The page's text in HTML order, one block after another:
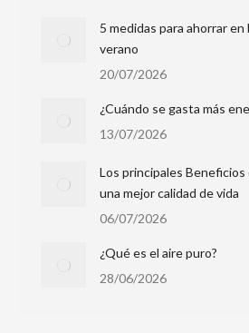
5 medidas para ahorrar
verano
20/07/2026
¿Cuándo se gasta más
13/07/2026
Los principales Beneficios
una mejor calidad de vida
06/07/2026
¿Qué es el aire puro?
28/06/2026